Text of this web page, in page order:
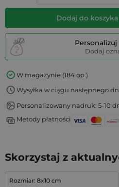
Dodaj do koszyka
Dodaj
W magazynie (184 op.)
Wysyłka w ciągu następnego
Personalizowany nadruk: 5-10
Metody płatności
Skorzystaj z
Rozmiar: 8x10 cm